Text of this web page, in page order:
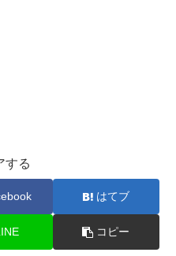
する
はてブ
コピー